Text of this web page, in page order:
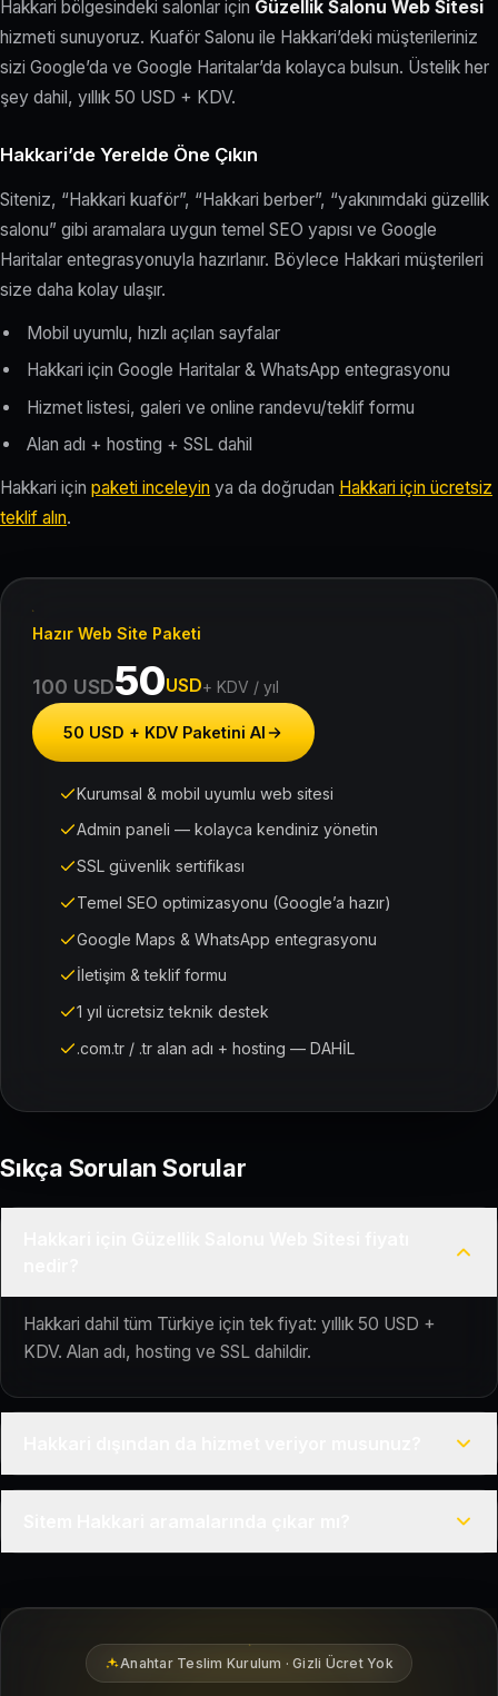
Hakkari bölgesindeki salonlar için Güzellik Salonu Web Sitesi
hizmeti sunuyoruz. Kuaför Salonu ile Hakkari’deki müşterileriniz
sizi Google’da ve Google Haritalar’da kolayca bulsun. Üstelik her
şey dahil, yıllık 50 USD + KDV.
Hakkari’de Yerelde Öne Çıkın
Siteniz, “Hakkari kuaför”, “Hakkari berber”, “yakınımdaki güzellik
salonu” gibi aramalara uygun temel SEO yapısı ve Google
Haritalar entegrasyonuyla hazırlanır. Böylece Hakkari müşterileri
size daha kolay ulaşır.
Mobil uyumlu, hızlı açılan sayfalar
Hakkari için Google Haritalar & WhatsApp entegrasyonu
Hizmet listesi, galeri ve online randevu/teklif formu
Alan adı + hosting + SSL dahil
Hakkari için paketi inceleyin ya da doğrudan Hakkari için ücretsiz
teklif alın.
Hazır Web Site Paketi
100 USD50USD+ KDV / yıl
50 USD + KDV Paketini Al
Kurumsal & mobil uyumlu web sitesi
Admin paneli — kolayca kendiniz yönetin
SSL güvenlik sertifikası
Temel SEO optimizasyonu (Google’a hazır)
Google Maps & WhatsApp entegrasyonu
İletişim & teklif formu
1 yıl ücretsiz teknik destek
.com.tr / .tr alan adı + hosting — DAHİL
Sıkça Sorulan Sorular
Hakkari dahil tüm Türkiye için tek fiyat: yıllık 50 USD +
KDV. Alan adı, hosting ve SSL dahildir.
Hakkari bölgesindeki yerel müşterilerin sizi bulmasına
Anahtar Teslim Kurulum · Gizli Ücret Yok